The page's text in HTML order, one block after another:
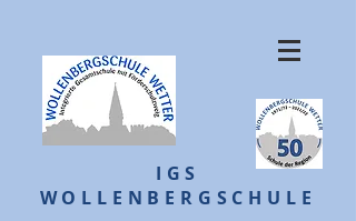
IGS
WOLLENBERGSCHULE